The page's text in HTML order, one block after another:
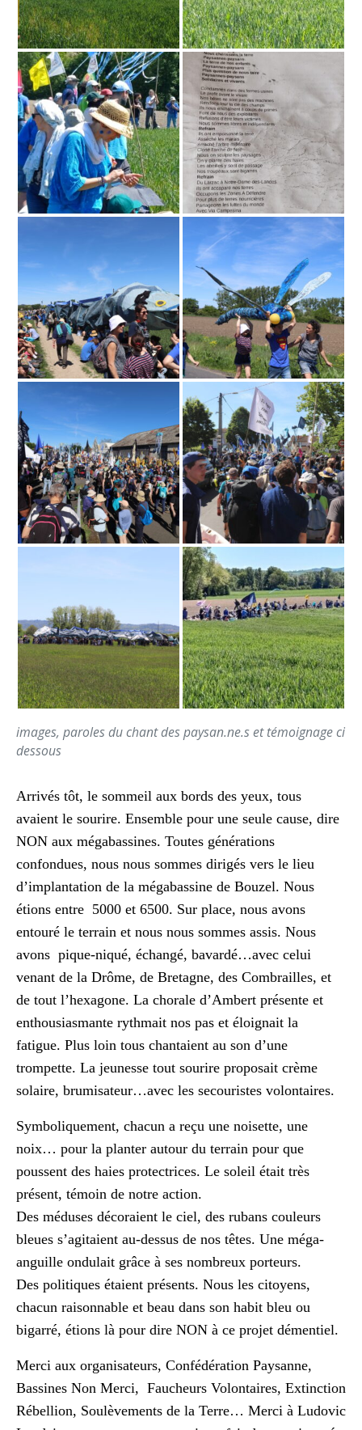
images, paroles du chant des paysan.ne.s et témoignage ci
dessous
Arrivés tôt, le sommeil aux bords des yeux, tous
avaient le sourire. Ensemble pour une seule cause, dire
NON aux mégabassines. Toutes générations
confondues, nous nous sommes dirigés vers le lieu
d’implantation de la mégabassine de Bouzel. Nous
étions entre 5000 et 6500. Sur place, nous avons
entouré le terrain et nous nous sommes assis. Nous
avons pique-niqué, échangé, bavardé…avec celui
venant de la Drôme, de Bretagne, des Combrailles, et
de tout l’hexagone. La chorale d’Ambert présente et
enthousiasmante rythmait nos pas et éloignait la
fatigue. Plus loin tous chantaient au son d’une
trompette. La jeunesse tout sourire proposait crème
solaire, brumisateur…avec les secouristes volontaires.
Symboliquement, chacun a reçu une noisette, une
noix… pour la planter autour du terrain pour que
poussent des haies protectrices. Le soleil était très
présent, témoin de notre action.
Des méduses décoraient le ciel, des rubans couleurs
bleues s’agitaient au-dessus de nos têtes. Une méga-
anguille ondulait grâce à ses nombreux porteurs.
Des politiques étaient présents. Nous les citoyens,
chacun raisonnable et beau dans son habit bleu ou
bigarré, étions là pour dire NON à ce projet démentiel.
Merci aux organisateurs, Confédération Paysanne,
Bassines Non Merci, Faucheurs Volontaires, Extinction
Rébellion, Soulèvements de la Terre… Merci à Ludovic